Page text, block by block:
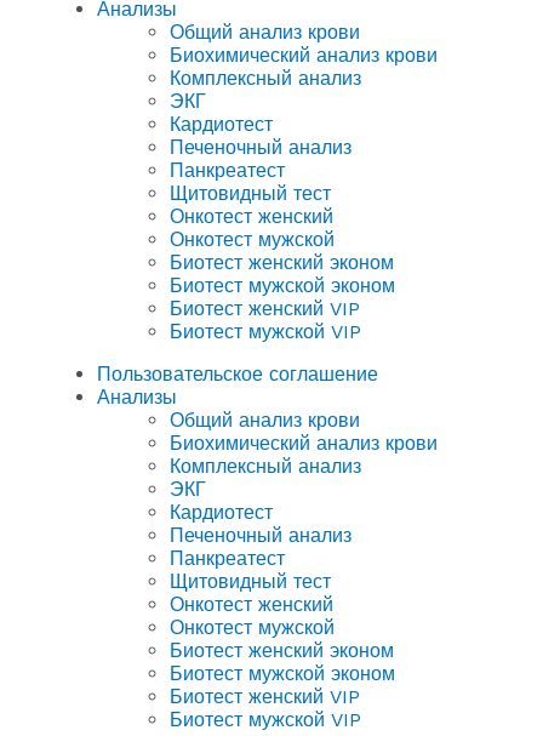
Анализы
Общий анализ крови
Биохимический анализ крови
Комплексный анализ
ЭКГ
Кардиотест
Печеночный анализ
Панкреатест
Щитовидный тест
Онкотест женский
Онкотест мужской
Биотест женский эконом
Биотест мужской эконом
Биотест женский VIP
Биотест мужской VIP
Пользовательское соглашение
Анализы
Общий анализ крови
Биохимический анализ крови
Комплексный анализ
ЭКГ
Кардиотест
Печеночный анализ
Панкреатест
Щитовидный тест
Онкотест женский
Онкотест мужской
Биотест женский эконом
Биотест мужской эконом
Биотест женский VIP
Биотест мужской VIP